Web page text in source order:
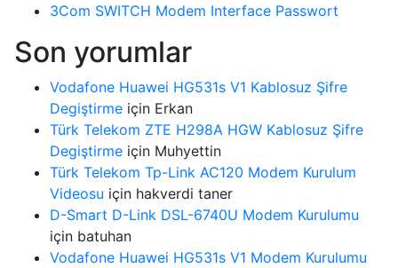
3Com SWITCH Modem Interface Passwort
Son yorumlar
Vodafone Huawei HG531s V1 Kablosuz Şifre
Degiştirme için Erkan
Türk Telekom ZTE H298A HGW Kablosuz Şifre
Degiştirme için Muhyettin
Türk Telekom Tp-Link AC120 Modem Kurulum
Videosu için hakverdi taner
D-Smart D-Link DSL-6740U Modem Kurulumu
için batuhan
Vodafone Huawei HG531s V1 Modem Kurulumu